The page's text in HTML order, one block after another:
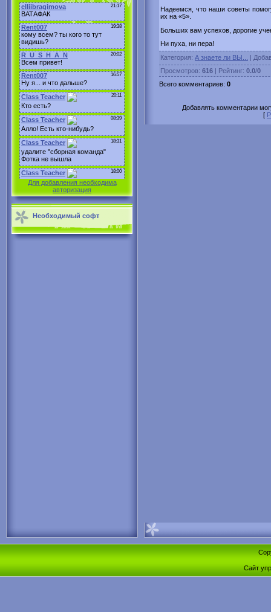
Для добавления необходима
авторизация
Необходимый софт
Надеемся, что наши советы
их на «5».
Больших вам успехов, дорогие
Ни пуха, ни пера!
Категория: А знаете ли ВЫ... |
Просмотров: 616 | Рейтинг: 0.0/0
Всего комментариев: 0
Добавлять комментарии
[
Сайт